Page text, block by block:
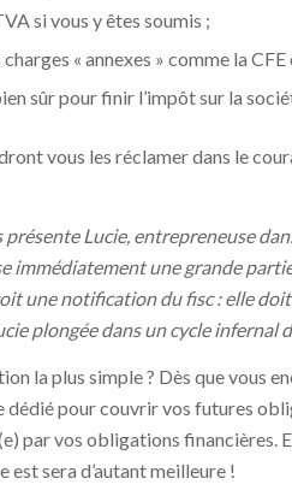
si vous y êtes soumis ;
charges « annexes » comme la
sûr pour finir l’impôt sur la
vous les réclamer dans le
présente Lucie, entrepreneuse
immédiatement une grande
une notification du fisc : elle doit
plongée dans un cycle infernal
la plus simple ? Dès que vous
dédié pour couvrir vos futures
par vos obligations financières.
est sera d’autant meilleure !